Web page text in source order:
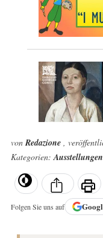
vonRedazione ,
Kategorien:
Folgen Sie uns auf